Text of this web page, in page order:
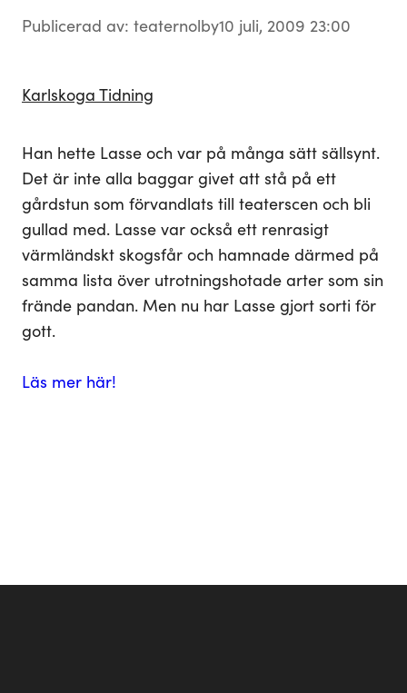
Publicerad av: teaternolby10 juli, 2009 23:00
Karlskoga Tidning
Han hette Lasse och var på många sätt sällsynt.
Det är inte alla baggar givet att stå på ett
gårdstun som förvandlats till teaterscen och bli
gullad med. Lasse var också ett renrasigt
värmländskt skogsfår och hamnade därmed på
samma lista över utrotningshotade arter som sin
frände pandan. Men nu har Lasse gjort sorti för
gott.
Läs mer här!